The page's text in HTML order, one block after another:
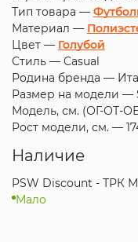
Тип товара —
Материал —
Цвет — Голубой
Стиль — Casual
Родина бренда —
Размер на модели —
Модель, см. (ОГ-ОТ-
Рост модели, см. —
Наличие
PSW Discount - ТРК
Мало